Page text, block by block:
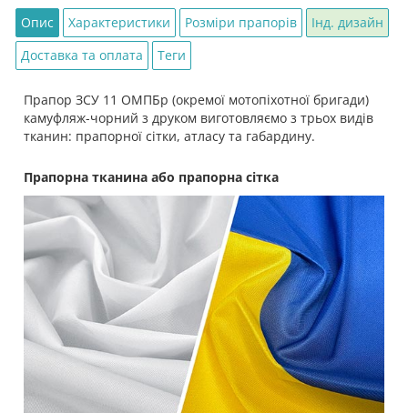
Опис Характеристики Розміри прапорів
Інд. дизайн
Доставка та оплата
Теги
Прапор ЗСУ 11 ОМПБр (окремої мотопіхотної бригади)
камуфляж-чорний з друком виготовляємо з трьох видів
тканин: прапорної сітки, атласу та габардину.
Прапорна тканина або прапорна сітка